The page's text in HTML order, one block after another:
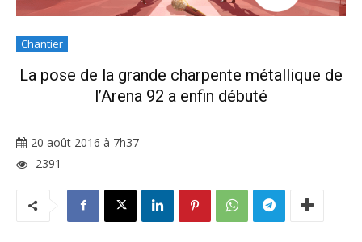
Chantier
La pose de la grande charpente métallique de
l’Arena 92 a enfin débuté
20 août 2016 à 7h37
2391